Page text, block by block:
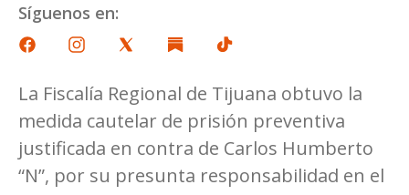
Síguenos en:
La Fiscalía Regional de Tijuana obtuvo la
medida cautelar de prisión preventiva
justificada en contra de Carlos Humberto
“N”, por su presunta responsabilidad en el